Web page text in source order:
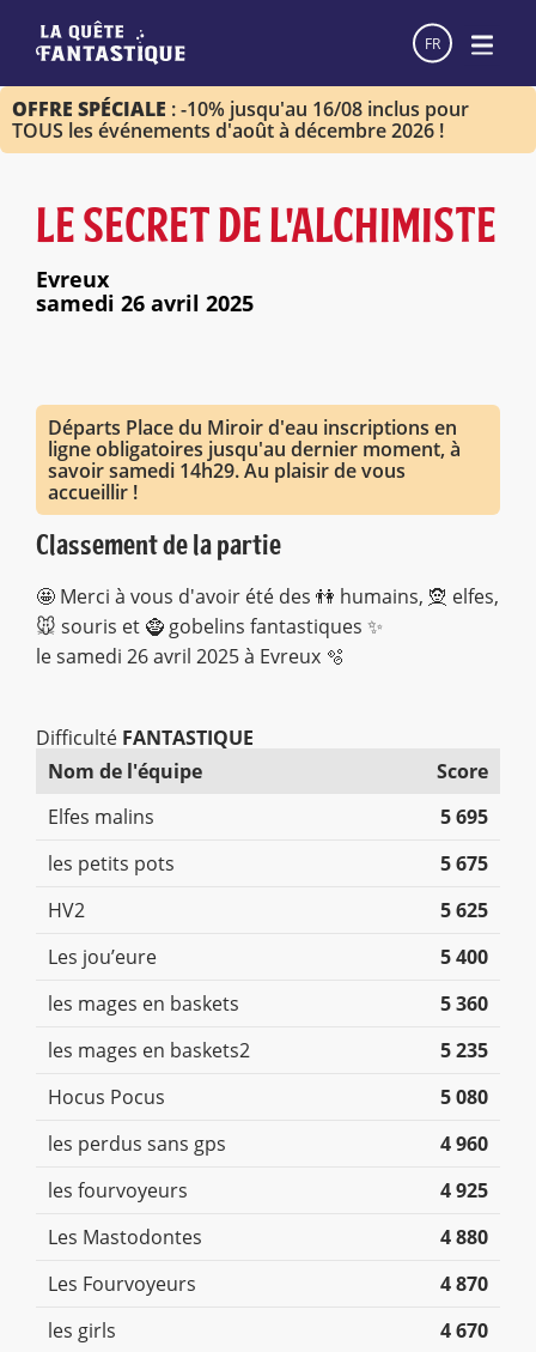
FR
OFFRE SPÉCIALE : -10% jusqu'au 16/08 inclus pour
TOUS les événements d'août à décembre 2026 !
LE SECRET DE L'ALCHIMISTE
Evreux
samedi 26 avril 2025
Départs Place du Miroir d'eau inscriptions en
ligne obligatoires jusqu'au dernier moment, à
savoir samedi 14h29. Au plaisir de vous
accueillir !
Classement de la partie
🤩 Merci à vous d'avoir été des 👫 humains, 🧝 elfes,
🐭 souris et 🧌 gobelins fantastiques ✨
le samedi 26 avril 2025 à Evreux 🫧
Difficulté FANTASTIQUE
Nom de l'équipe
Score
Elfes malins
5 695
les petits pots
5 675
HV2
5 625
Les jou’eure
5 400
les mages en baskets
5 360
les mages en baskets2
5 235
Hocus Pocus
5 080
les perdus sans gps
4 960
les fourvoyeurs
4 925
Les Mastodontes
4 880
Les Fourvoyeurs
4 870
les girls
4 670